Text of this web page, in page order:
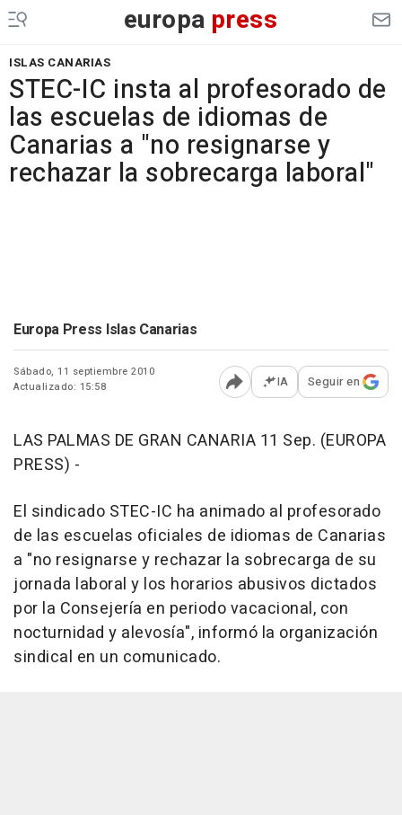
europa press
ISLAS CANARIAS
STEC-IC insta al profesorado de
las escuelas de idiomas de
Canarias a "no resignarse y
rechazar la sobrecarga laboral"
Europa Press Islas Canarias
Sábado, 11 septiembre 2010
Actualizado: 15:58
Abrir opciones para
IA Seguir en
LAS PALMAS DE GRAN CANARIA 11 Sep. (EUROPA
PRESS) -
El sindicado STEC-IC ha animado al profesorado
de las escuelas oficiales de idiomas de Canarias
a "no resignarse y rechazar la sobrecarga de su
jornada laboral y los horarios abusivos dictados
por la Consejería en periodo vacacional, con
nocturnidad y alevosía", informó la organización
sindical en un comunicado.